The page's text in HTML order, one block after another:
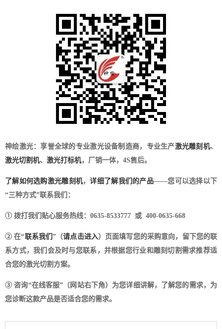
神绘激光：享誉全球的专业激光设备制造商，专业生产激光雕刻机、
激光切割机、 激光打标机，厂销一体，4S售后。
了解如何选购激光雕刻机，详细了解我们的产品——您可以选择以下
“三种方式”联系我们：
① 拨打我们贴心服务热线：0635-8533777 或 400-0635-668
② 在“联系我们”（请点击进入）页面填写您的采购意向，留下您的联
系方式，我们会及时与您联系，并根据您行业和雕刻切割需求推荐适
合您的激光切割方案。
③ 咨询“在线客服”（网站右下角）为您详细讲解，了解您的需求，为
您诊断这款产品是否适合您的需求。